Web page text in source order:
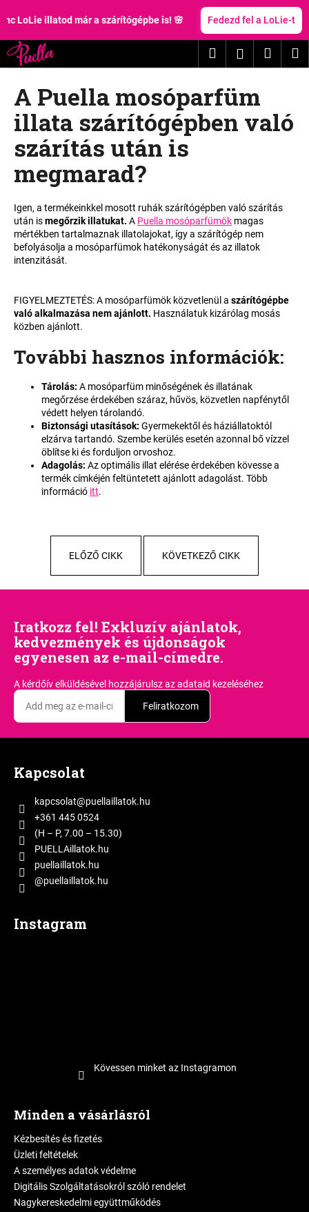
tartalomhoz
LoLie illatod már a szárítógépbe is! 🌸 Fedezd fel a LoLie-t
Keresés Kosár
A Puella mosóparfüm
illata szárítógépben való
szárítás után is
megmarad?
Igen, a termékeinkkel mosott ruhák szárítógépben való szárítás
után ismegőrzik illatukat. A Puella mosóparfümök magas
mértékben tartalmaznak illatolajokat, így a szárítógép nem
befolyásolja a mosóparfümok hatékonyságát és az illatok
intenzitását.
FIGYELMEZTETÉS: A mosóparfümök közvetlenül a szárítógépbe
való alkalmazása nem ajánlott. Használatuk kizárólag mosás
közben ajánlott.
További hasznos információk:
Tárolás: A mosóparfüm minőségének és illatának
megőrzése érdekében száraz, hűvös, közvetlen napfénytől
védett helyen tárolandó.
Biztonsági utasítások: Gyermekektől és háziállatoktól
elzárva tartandó. Szembe kerülés esetén azonnal bő vízzel
öblítse ki és forduljon orvoshoz.
Adagolás: Az optimális illat elérése érdekében kövesse a
termék címkéjén feltüntetett ajánlott adagolást. Több
információ itt.
ELŐZŐ CIKK KÖVETKEZŐ CIKK
o
s
á
M
i
t
k
e
r
e
s
?
A
j
Iratkozz fel! Exkluzív ajánlatok,
kedvezmények és újdonságok
egyenesen az e-mail-címedre.
A kérdőív elküldésével hozzájárulszaz adataid kezeléséhez
Feliratkozom
Kapcsolat
kapcsolat@puellaillatok.hu
+361 445 0524
(H – P, 7.00 – 15.30)
PUELLAillatok.hu
puellaillatok.hu
@puellaillatok.hu
Instagram
Kövessen minket az Instagramon
Minden a vásárlásról
Kézbesítés és fizetés
Üzleti feltételek
A személyes adatok védelme
Digitális Szolgáltatásokról szóló rendelet
Nagykereskedelmi együttműködés